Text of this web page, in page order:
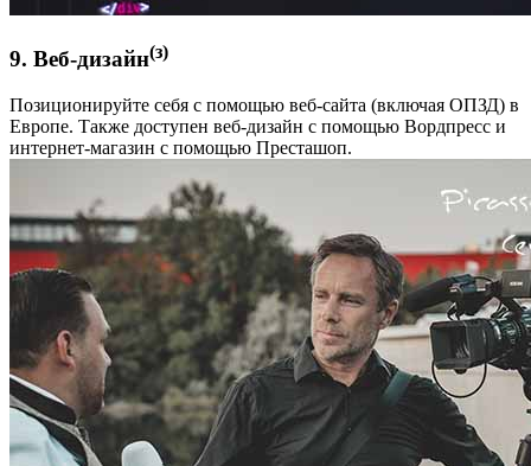
9. Веб-дизайн(з)
Позиционируйте себя с помощью веб-сайта (включая ОПЗД) в
Европе. Также доступен веб-дизайн с помощью Вордпресс и
интернет-магазин с помощью Престашоп.